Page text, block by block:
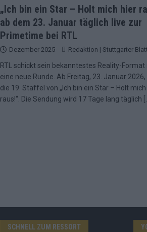
„Ich bin ein Star – Holt mich hier
ab dem 23. Januar täglich live zur
Primetime bei RTL
Dezember 2025 Redaktion | Stuttgarter Blatt
RTL schickt sein bekanntestes Reality-Format
eine neue Runde. Ab Freitag, 23. Januar
die 19. Staffel von „Ich bin ein Star – Holt
raus!“. Die Sendung wird 17 Tage lang täglich
SCHNELL ZUM RESSORT